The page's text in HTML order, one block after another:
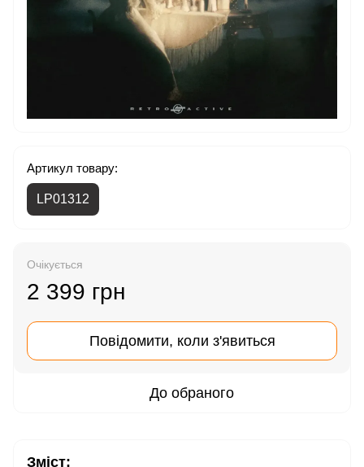
Артикул товару:
LP01312
Очікується
2 399 грн
Повідомити, коли з'явиться
До обраного
Зміст: